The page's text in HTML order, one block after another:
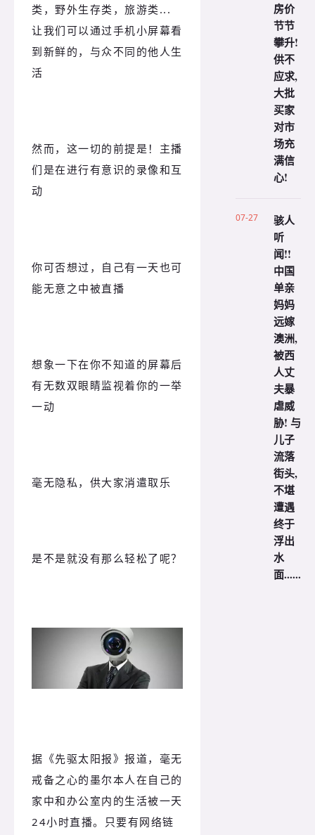
类，野外生存类，旅游类...
让我们可以通过手机小屏幕看
到新鲜的，与众不同的他人生
活
然而，这一切的前提是！主播
们是在进行有意识的录像和互
动
你可否想过，自己有一天也可
能无意之中被直播
想象一下在你不知道的屏幕后
有无数双眼睛监视着你的一举
一动
毫无隐私，供大家消遣取乐
是不是就没有那么轻松了呢？
据《先驱太阳报》报道，毫无
戒备之心的墨尔本人在自己的
家中和办公室内的生活被一天
24小时直播。只要有网络链
房价
节节
攀升!
供不
应求,
大批
买家
对市
场充
满信
心!
07-27
骇人
听
闻!!
中国
单亲
妈妈
远嫁
澳洲,
被西
人丈
夫暴
虐威
胁! 与
儿子
流落
街头,
不堪
遭遇
终于
浮出
水
面......